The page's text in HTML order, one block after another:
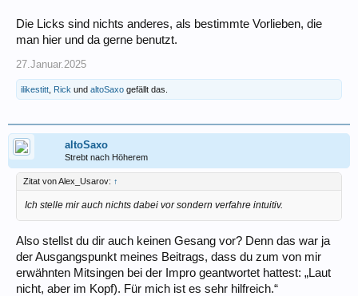
Die Licks sind nichts anderes, als bestimmte Vorlieben, die
man hier und da gerne benutzt.
27.Januar.2025
ilikestitt Rick und altoSaxo gefällt das.
altoSaxo
Strebt nach Höherem
Zitat von Alex_Usarov: ↑
Ich stelle mir auch nichts dabei vor sondern verfahre intuitiv.
Also stellst du dir auch keinen Gesang vor? Denn das war ja
der Ausgangspunkt meines Beitrags, dass du zum von mir
erwähnten Mitsingen bei der Impro geantwortet hattest: „Laut
nicht, aber im Kopf). Für mich ist es sehr hilfreich.“